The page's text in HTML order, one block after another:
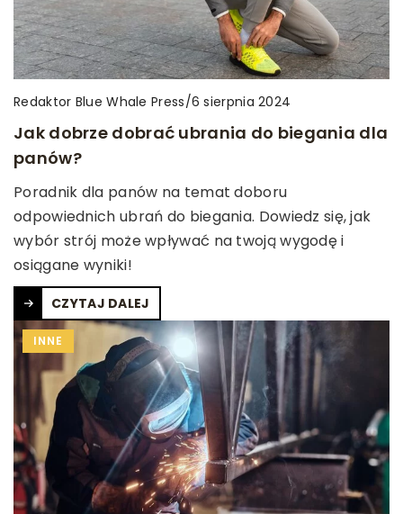
Redaktor Blue Whale Press/6 sierpnia 2024
Jak dobrze dobrać ubrania do biegania dla
panów?
Poradnik dla panów na temat doboru
odpowiednich ubrań do biegania. Dowiedz się, jak
wybór strój może wpływać na twoją wygodę i
osiągane wyniki!
CZYTAJ DALEJ
INNE